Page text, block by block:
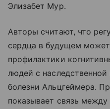
Элизабет Мур.
Авторы считают, что
сердца в будущем
профилактики
людей с
болезни Альцгеймера.
показывает связь